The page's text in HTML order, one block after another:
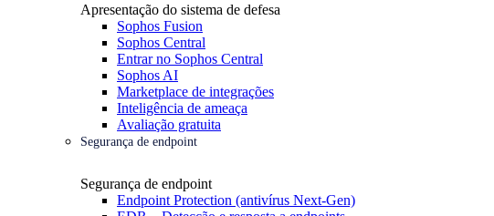
Apresentação do sistema de defesa
Sophos Fusion
Sophos Central
Entrar no Sophos Central
Sophos AI
Marketplace de integrações
Inteligência de ameaça
Avaliação gratuita
Segurança de endpoint
Segurança de endpoint
Endpoint Protection (antivírus Next-Gen)